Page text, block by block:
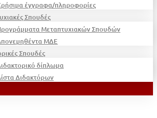
έγγραφα/πληροφορίες
Σπουδές
Μεταπτυχιακών Σπουδών
ΜΔΕ
Σπουδές
δίπλωμα
Διδακτόρων